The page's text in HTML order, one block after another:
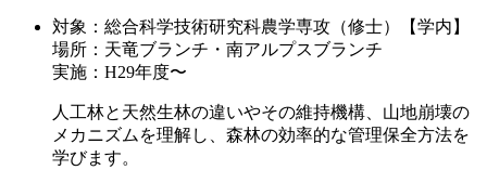
対象：総合科学技術研究科農学専攻（修士）【学内】
場所：天竜ブランチ・南アルプスブランチ
実施：H29年度〜
人工林と天然生林の違いやその維持機構、山地崩壊の
メカニズムを理解し、森林の効率的な管理保全方法を
学びます。